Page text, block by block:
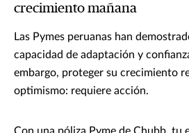
crecimiento mañana
Las Pymes peruanas han
capacidad de adaptación y
embargo, proteger su crecimiento
optimismo: requiere acción.
Con una póliza Pyme de Chubb, tu